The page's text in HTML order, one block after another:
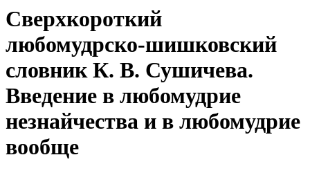
Сверхкороткий
любомудрско-шишковский
словник К. В. Сушичева.
Введение в любомудрие
незнайчества и в любомудрие
вообще